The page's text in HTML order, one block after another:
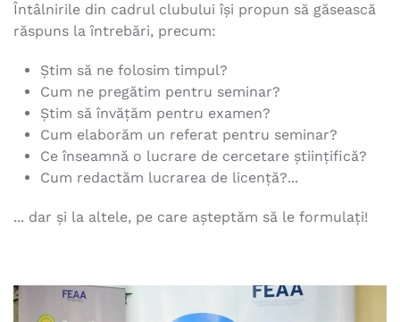
Întâlnirile din cadrul clubului îşi propun să găsească
răspuns la întrebări, precum:
Ştim să ne folosim timpul?
Cum ne pregătim pentru seminar?
Știm să învățăm pentru examen?
Cum elaborăm un referat pentru seminar?
Ce înseamnă o lucrare de cercetare ştiinţifică?
Cum redactăm lucrarea de licenţă?...
... dar şi la altele, pe care aşteptăm să le formulați!